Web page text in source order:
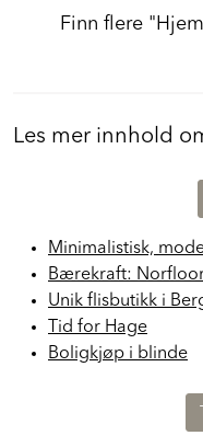
Finn flere
Les mer innhold
Minimalistisk,
Bærekraft:
Unik flisbutikk i
Tid for Hage
Boligkjøp i blinde